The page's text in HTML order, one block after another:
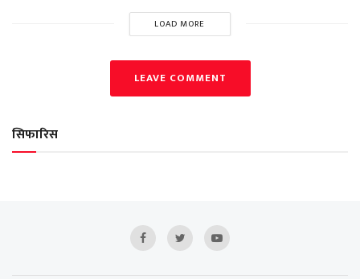
LOAD MORE
LEAVE COMMENT
सिफारिस